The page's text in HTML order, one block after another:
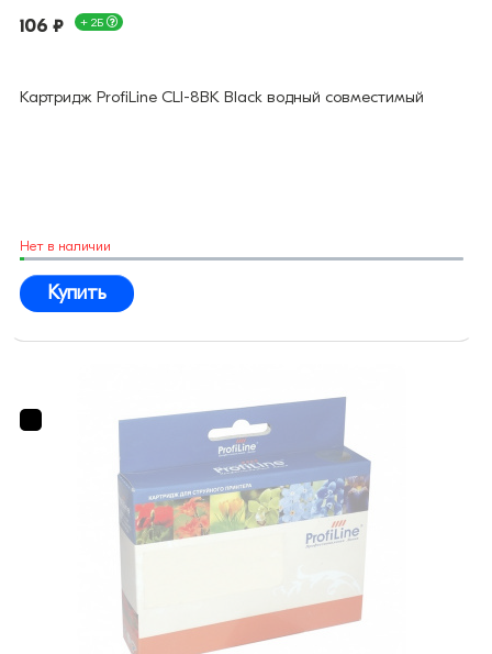
106 ₽ + 2Б
Картридж ProfiLine CLI-8BK Black водный совместимый
Нет в наличии
Купить